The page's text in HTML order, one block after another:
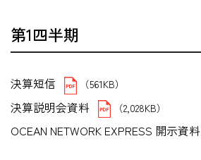
第1四半期
決算短信 （561KB）
決算説明会資料 （2,028KB）
OCEAN NETWORK EXPRESS 開示資料